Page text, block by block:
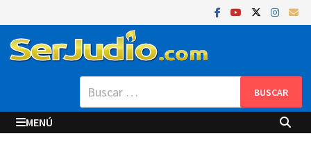
al
contenido
Buscar:
MENÚ